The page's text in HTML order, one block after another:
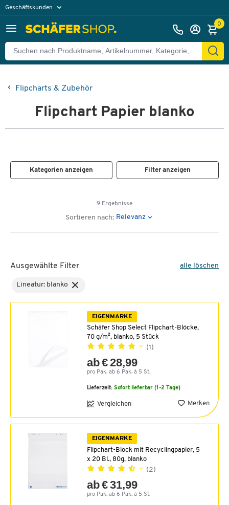
Geschäftskunden
0
Flipcharts & Zubehör
Flipchart Papier blanko
Kategorien anzeigen Filter anzeigen
9 Ergebnisse
Sortieren nach: Relevanz
Ausgewählte Filter alle löschen
Lineatur: blanko
EIGENMARKE
Schäfer Shop Select Flipchart-Blöcke,
70 g/m², blanko, 5 Stück
(1)
ab € 28,99
pro Pak. ab 6 Pak. à 5 St.
Lieferzeit: Sofort lieferbar (1-2 Tage)
Vergleichen Merken
EIGENMARKE
Flipchart-Block mit Recyclingpapier, 5
x 20 Bl., 80g, blanko
(2)
ab € 31,99
pro Pak. ab 6 Pak. à 5 St.